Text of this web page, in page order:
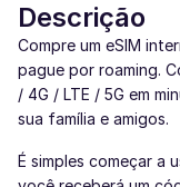
Descrição
Compre um eSIM
pague por roaming.
/ 4G / LTE / 5G em
sua família e amigos.
É simples começar a